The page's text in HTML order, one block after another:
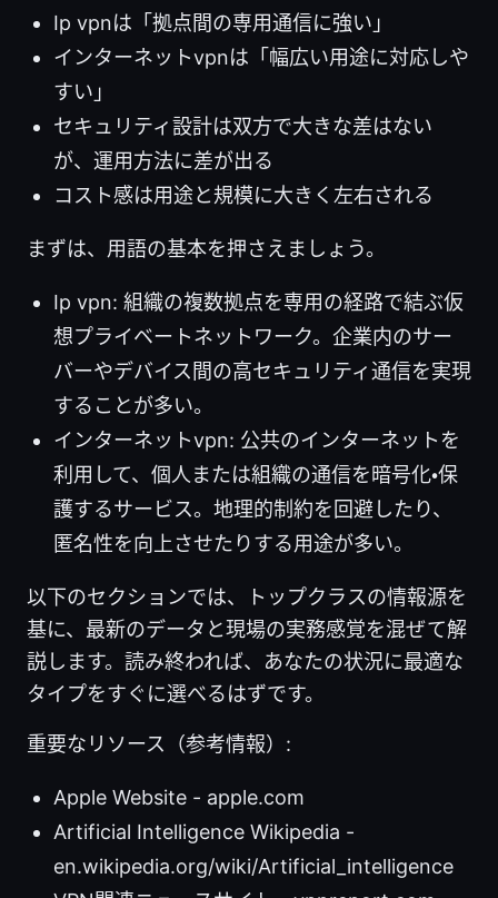
Ip vpnは「拠点間の専用通信に強い」
インターネットvpnは「幅広い用途に対応しや
すい」
セキュリティ設計は双方で大きな差はない
が、運用方法に差が出る
コスト感は用途と規模に大きく左右される
まずは、用語の基本を押さえましょう。
Ip vpn: 組織の複数拠点を専用の経路で結ぶ仮
想プライベートネットワーク。企業内のサー
バーやデバイス間の高セキュリティ通信を実現
することが多い。
インターネットvpn: 公共のインターネットを
利用して、個人または組織の通信を暗号化・保
護するサービス。地理的制約を回避したり、
匿名性を向上させたりする用途が多い。
以下のセクションでは、トップクラスの情報源を
基に、最新のデータと現場の実務感覚を混ぜて解
説します。読み終われば、あなたの状況に最適な
タイプをすぐに選べるはずです。
重要なリソース（参考情報）:
Apple Website - apple.com
Artificial Intelligence Wikipedia -
en.wikipedia.org/wiki/Artificial_intelligence